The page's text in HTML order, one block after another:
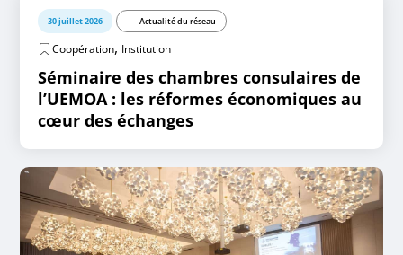
30 juillet 2026 Actualité du réseau
Coopération, Institution
Séminaire des chambres consulaires de
l’UEMOA : les réformes économiques au
cœur des échanges